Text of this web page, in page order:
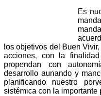
Es
los objetivos del Buen
acciones, con la
propendan con
desarrollo aunando y
planificando nuestro
sistémica con la